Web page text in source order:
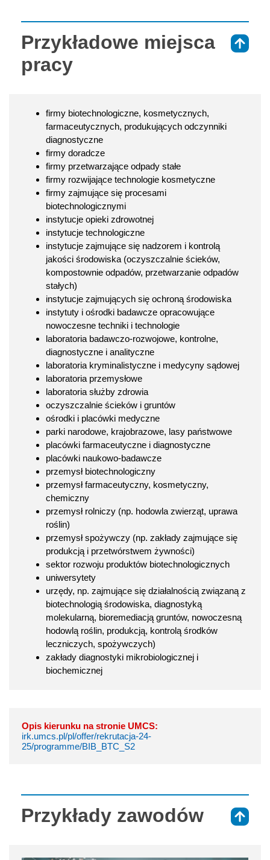
Przykładowe miejsca
pracy
firmy biotechnologiczne, kosmetycznych,
farmaceutycznych, produkujących odczynniki
diagnostyczne
firmy doradcze
firmy przetwarzające odpady stałe
firmy rozwijające technologie kosmetyczne
firmy zajmujące się procesami
biotechnologicznymi
instytucje opieki zdrowotnej
instytucje technologiczne
instytucje zajmujące się nadzorem i kontrolą
jakości środowiska (oczyszczalnie ścieków,
kompostownie odpadów, przetwarzanie odpadów
stałych)
instytucje zajmujących się ochroną środowiska
instytuty i ośrodki badawcze opracowujące
nowoczesne techniki i technologie
laboratoria badawczo-rozwojowe, kontrolne,
diagnostyczne i analityczne
laboratoria kryminalistyczne i medycyny sądowej
laboratoria przemysłowe
laboratoria służby zdrowia
oczyszczalnie ścieków i gruntów
ośrodki i placówki medyczne
parki narodowe, krajobrazowe, lasy państwowe
placówki farmaceutyczne i diagnostyczne
placówki naukowo-badawcze
przemysł biotechnologiczny
przemysł farmaceutyczny, kosmetyczny,
chemiczny
przemysł rolniczy (np. hodowla zwierząt, uprawa
roślin)
przemysł spożywczy (np. zakłady zajmujące się
produkcją i przetwórstwem żywności)
sektor rozwoju produktów biotechnologicznych
uniwersytety
urzędy, np. zajmujące się działalnością związaną z
biotechnologią środowiska, diagnostyką
molekularną, bioremediacją gruntów, nowoczesną
hodowlą roślin, produkcją, kontrolą środków
leczniczych, spożywczych)
zakłady diagnostyki mikrobiologicznej i
biochemicznej
Opis kierunku na stronie UMCS:
irk.umcs.pl/pl/offer/rekrutacja-24-
25/programme/BIB_BTC_S2
Przykłady zawodów